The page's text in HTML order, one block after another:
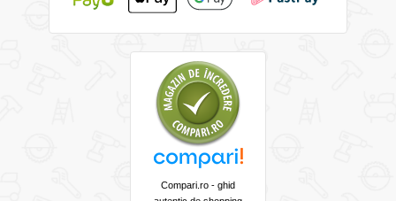
Compari.ro - ghid